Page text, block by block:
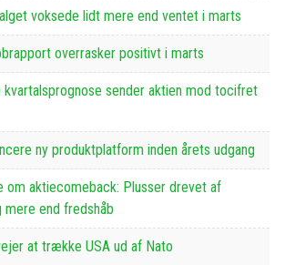
voksede lidt mere end ventet i marts
overrasker positivt i marts
kvartalsprognose sender aktien mod tocifret
ny produktplatform inden årets udgang
om aktiecomeback: Plusser drevet af
mere end fredshåb
at trække USA ud af Nato